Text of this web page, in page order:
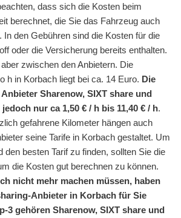
dass sich die Kosten beim
berechnet, die Sie das Fahrzeug auch
In den Gebühren sind die Kosten für die
oder die Versicherung bereits enthalten.
zwischen den Anbietern. Die
h in Korbach liegt bei ca. 14 Euro. Die
Sharenow, SIXT share und
nur ca 1,50 € / h bis 11,40 € / h.
gefahrene Kilometer hängen auch
seine Tarife in Korbach gestaltet. Um
den besten Tarif zu finden, sollten Sie die
die Kosten gut berechnen zu können.
nicht mehr machen müssen, haben
Anbieter in Korbach für Sie
3 gehören Sharenow, SIXT share und